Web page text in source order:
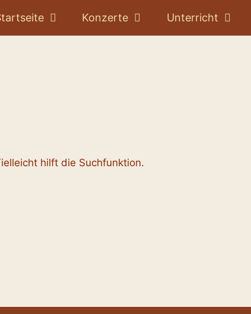
Konzerte Unterricht
hilft die Suchfunktion.